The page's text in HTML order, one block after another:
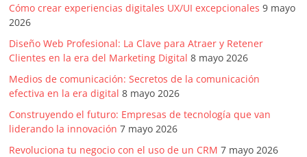
Cómo crear experiencias digitales UX/UI excepcionales 9 mayo
2026
Diseño Web Profesional: La Clave para Atraer y Retener
Clientes en la era del Marketing Digital 8 mayo 2026
Medios de comunicación: Secretos de la comunicación
efectiva en la era digital 8 mayo 2026
Construyendo el futuro: Empresas de tecnología que van
liderando la innovación 7 mayo 2026
Revoluciona tu negocio con el uso de un CRM 7 mayo 2026